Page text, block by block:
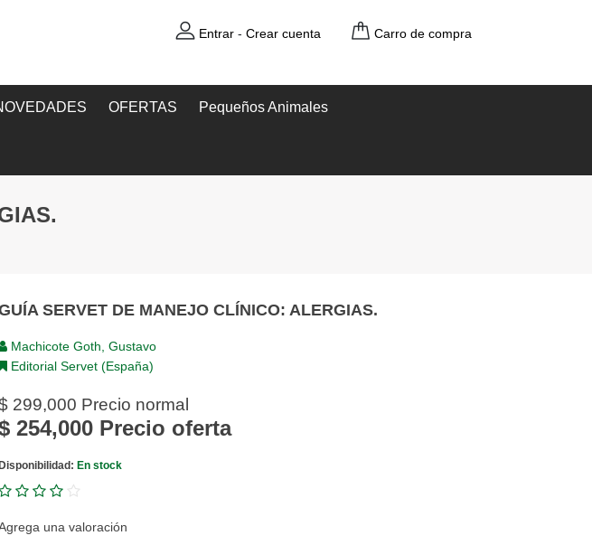
Entrar- Crear cuenta Carro de compra
OFERTAS Pequeños Animales
SERVET DE MANEJO CLÍNICO: ALERGIAS.
Machicote Goth, Gustavo
Editorial Servet (España)
299,000 Precio normal
254,000 Precio oferta
En stock
una valoración